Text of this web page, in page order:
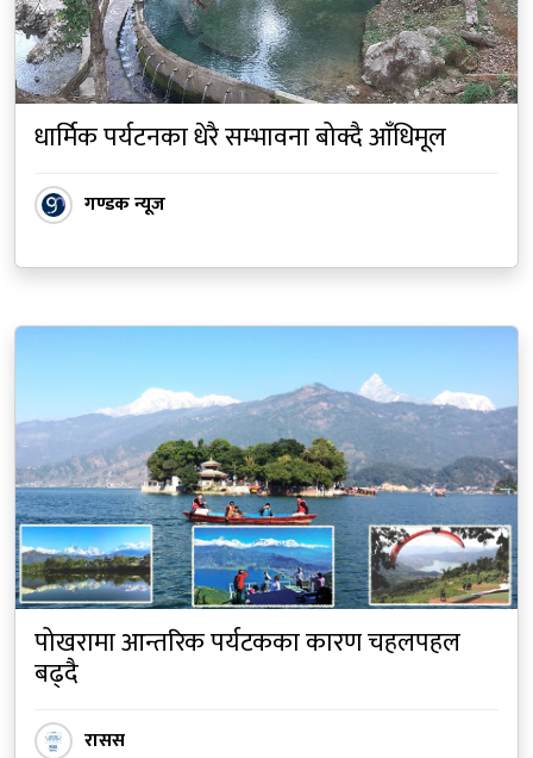
धार्मिक पर्यटनका धेरै सम्भावना बोक्दै आँधिमूल
गण्डक न्यूज
पोखरामा आन्तरिक पर्यटकका कारण चहलपहल
बढ्दै
रासस